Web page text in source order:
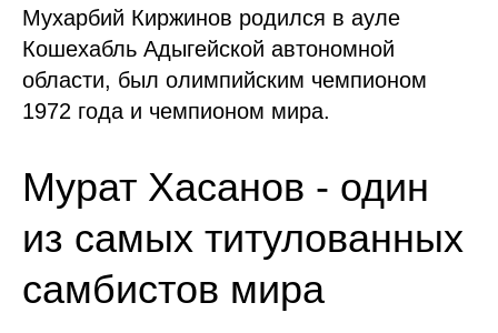
Мухарбий Киржинов родился в ауле
Кошехабль Адыгейской автономной
области, был олимпийским чемпионом
1972 года и чемпионом мира.
Мурат Хасанов - один
из самых титулованных
самбистов мира